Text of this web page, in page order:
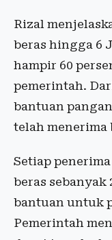
Rizal
beras hingga 6
hampir 60
pemerintah.
bantuan
telah menerima
Setiap
beras
bantuan untuk
Pemerintah